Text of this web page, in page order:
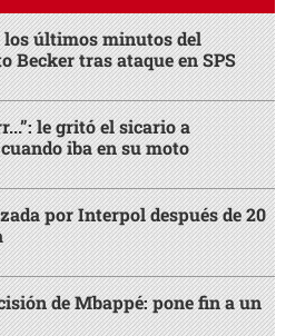
los últimos minutos del
Becker tras ataque en SPS
le gritó el sicario a
iba en su moto
por Interpol después de 20
de Mbappé: pone fin a un